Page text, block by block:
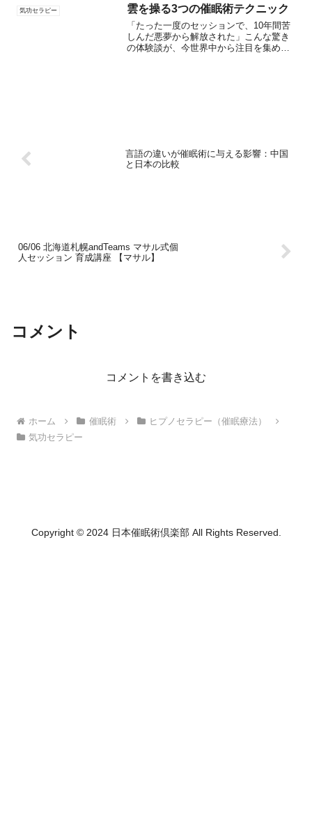
る際に、自分自身に何らか...
気功セラピー 雲を操る3つの催眠術テクニック
「たった一度のセッションで、10年間苦
しんだ悪夢から解放された」こんな驚き
の体験談が、今世界中から注目を集めて
言語の違いが催眠術に与える影響：中国
と日本の比較
06/06 北海道札幌andTeams マサル式個
人セッション 育成講座 【マサル】
コメント
コメントを書き込む
ホーム 催眠術
ヒプノセラピー（催眠療法）
気功セラピー
Copyright © 2024 日本催眠術倶楽部 All Rights Reserved.